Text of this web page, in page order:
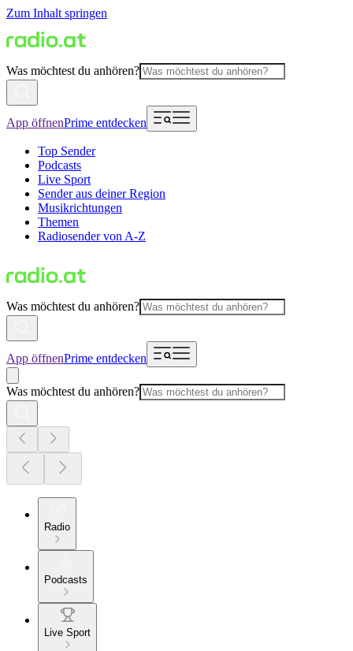
Zum Inhalt springen
Was möchtest du anhören?
App öffnenPrime entdecken
Top Sender
Podcasts
Live Sport
Sender aus deiner Region
Musikrichtungen
Themen
Radiosender von A-Z
Was möchtest du anhören?
App öffnenPrime entdecken
Was möchtest du anhören?
Radio
Podcasts
Live Sport